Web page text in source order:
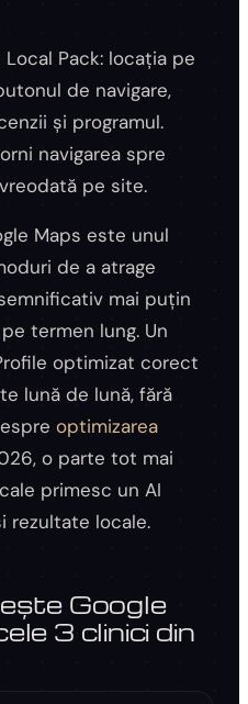
Pack: locația pe
de navigare,
și programul.
navigarea spre
pe site.
Maps este unul
de a atrage
mai puțin
pe termen lung. Un
optimizat corect
lună de lună, fără
optimizarea
o parte tot mai
primesc un AI
rezultate locale.
Google
3 clinici din